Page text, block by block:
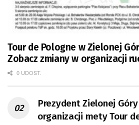
Tour de Pologne w Zielonej
Zobacz zmiany w organizacji
0 UDOST.
Prezydent Zielonej
organizacji mety Tour